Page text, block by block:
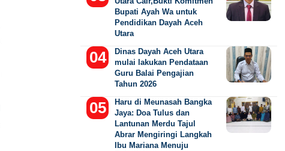
Bupati Ayah Wa untuk
Pendidikan Dayah Aceh
Utara
Dinas Dayah Aceh Utara
mulai lakukan Pendataan
Guru Balai Pengajian
Tahun 2026
Haru di Meunasah Bangka
Jaya: Doa Tulus dan
Lantunan Merdu Tajul
Abrar Mengiringi Langkah
Ibu Mariana Menuju